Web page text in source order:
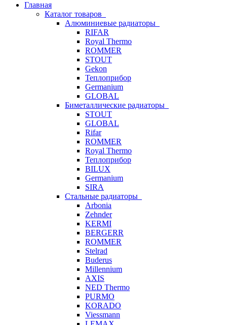
Главная
Каталог товаров
Алюминиевые радиаторы
RIFAR
Royal Thermo
ROMMER
STOUT
Gekon
Теплоприбор
Germanium
GLOBAL
Биметаллические радиаторы
STOUT
GLOBAL
Rifar
ROMMER
Royal Thermo
Теплоприбор
BILUX
Germanium
SIRA
Стальные радиаторы
Arbonia
Zehnder
KERMI
BERGERR
ROMMER
Stelrad
Buderus
Millennium
AXIS
NED Thermo
PURMO
KORADO
Viessmann